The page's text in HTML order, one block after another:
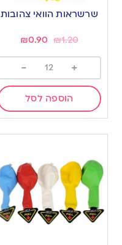
שרשראות הוואי צהובות
₪1.20
₪0.90
+
-
הוספה לסל